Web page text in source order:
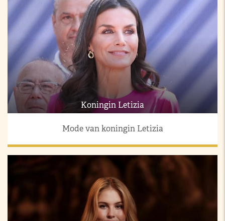
Koningin Letizia
Mode van koningin Letizia